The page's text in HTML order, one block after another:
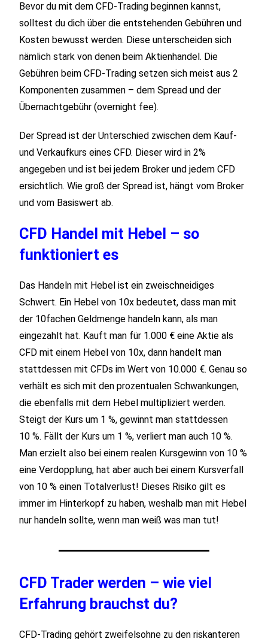
Bevor du mit dem CFD-Trading beginnen kannst,
solltest du dich über die entstehenden Gebühren und
Kosten bewusst werden. Diese unterscheiden sich
nämlich stark von denen beim Aktienhandel. Die
Gebühren beim CFD-Trading setzen sich meist aus 2
Komponenten zusammen – dem Spread und der
Übernachtgebühr (overnight fee).
Der Spread ist der Unterschied zwischen dem Kauf-
und Verkaufkurs eines CFD. Dieser wird in 2%
angegeben und ist bei jedem Broker und jedem CFD
ersichtlich. Wie groß der Spread ist, hängt vom Broker
und vom Basiswert ab.
CFD Handel mit Hebel – so
funktioniert es
Das Handeln mit Hebel ist ein zweischneidiges
Schwert. Ein Hebel von 10x bedeutet, dass man mit
der 10fachen Geldmenge handeln kann, als man
eingezahlt hat. Kauft man für 1.000 € eine Aktie als
CFD mit einem Hebel von 10x, dann handelt man
stattdessen mit CFDs im Wert von 10.000 €. Genau so
verhält es sich mit den prozentualen Schwankungen,
die ebenfalls mit dem Hebel multipliziert werden.
Steigt der Kurs um 1 %, gewinnt man stattdessen
10 %. Fällt der Kurs um 1 %, verliert man auch 10 %.
Man erzielt also bei einem realen Kursgewinn von 10 %
eine Verdopplung, hat aber auch bei einem Kursverfall
von 10 % einen Totalverlust! Dieses Risiko gilt es
immer im Hinterkopf zu haben, weshalb man mit Hebel
nur handeln sollte, wenn man weiß was man tut!
CFD Trader werden – wie viel
Erfahrung brauchst du?
CFD-Trading gehört zweifelsohne zu den riskanteren